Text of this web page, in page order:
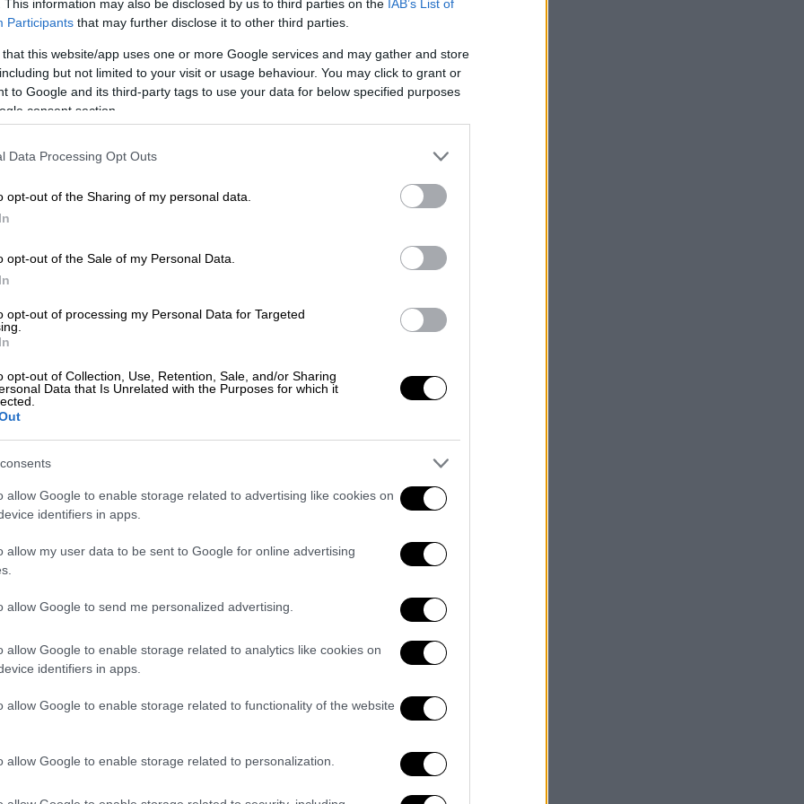
This information may also be disclosed by us to third parties on the IAB’s List of
Participants that may further disclose it to other third parties.
that this website/app uses one or more Google services and may gather and store
but not limited to your visit or usage behaviour. You may click to grant or
to Google and its third-party tags to use your data for below specified purposes
consent section.
Data Processing Opt Outs
opt-out of the Sharing of my personal data.
opt-out of the Sale of my Personal Data.
opt-out of processing my Personal Data for Targeted
opt-out of Collection, Use, Retention, Sale, and/or Sharing
Data that Is Unrelated with the Purposes for which it
allow Google to enable storage related to advertising like cookies on
identifiers in apps.
allow my user data to be sent to Google for online advertising
allow Google to send me personalized advertising.
allow Google to enable storage related to analytics like cookies on
identifiers in apps.
allow Google to enable storage related to functionality of the website
allow Google to enable storage related to personalization.
video
πρόσωπα, που πήρανεπιδότηση
Παράλληλα, υπάρχει καταγγελία για
χωρίς να τη δικαιούνται. Να
μία χρόνια.
Μακεδονία
στο σημείο να δηλώσουν ότι
συνοριακή περιοχή με και στηΒόρεια
μάλιστα, δηλώθηκαν εκτάσεις και στα
καταγγελίες ότι ζήτησαν επιδότηση
Φάρσαλα.
φάκελο τηςδικογραφίας για το